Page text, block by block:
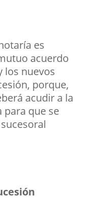
es
acuerdo
los nuevos
porque,
acudir a la
que se